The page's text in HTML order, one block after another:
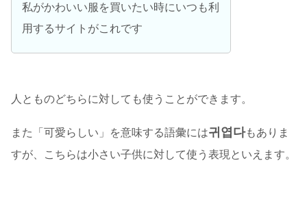
私がかわいい服を買いたい時にいつも利
用するサイトがこれです
人とものどちらに対しても使うことができます。
また「可愛らしい」を意味する語彙には귀엽다もありま
すが、こちらは小さい子供に対して使う表現といえます。